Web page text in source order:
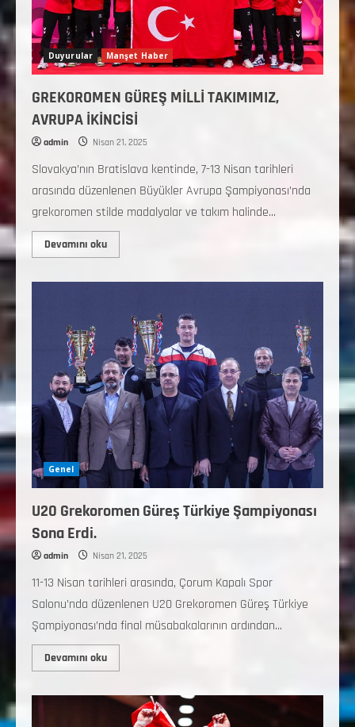
Duyurular Manşet Haber
GREKOROMEN GÜREŞ MİLLİ TAKIMIMIZ,
AVRUPA İKİNCİSİ
admin Nisan 21, 2025
Slovakya’nın Bratislava kentinde, 7-13 Nisan tarihleri
arasında düzenlenen Büyükler Avrupa Şampiyonası’nda
grekoromen stilde madalyalar ve takım halinde...
Devamını oku
Genel
U20 Grekoromen Güreş Türkiye Şampiyonası
Sona Erdi.
admin Nisan 21, 2025
11-13 Nisan tarihleri arasında, Çorum Kapalı Spor
Salonu’nda düzenlenen U20 Grekoromen Güreş Türkiye
Şampiyonası’nda final müsabakalarının ardından...
Devamını oku